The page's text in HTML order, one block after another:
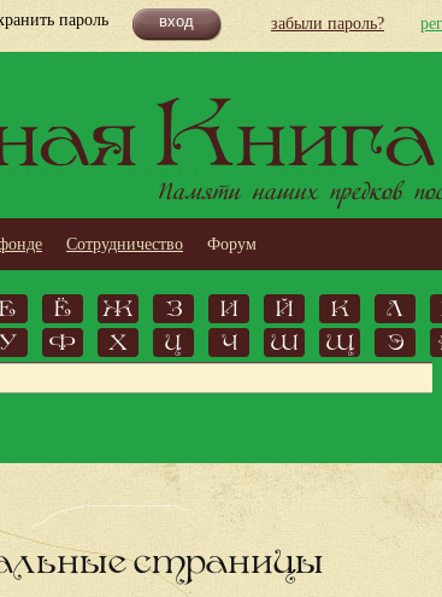
пароль забыли пароль?
Книга
Памяти наших предков
Сотрудничество Форум
Е Ё Ж З И Й К Л
У Ф Х Ц Ч Ш Щ Э
страницы